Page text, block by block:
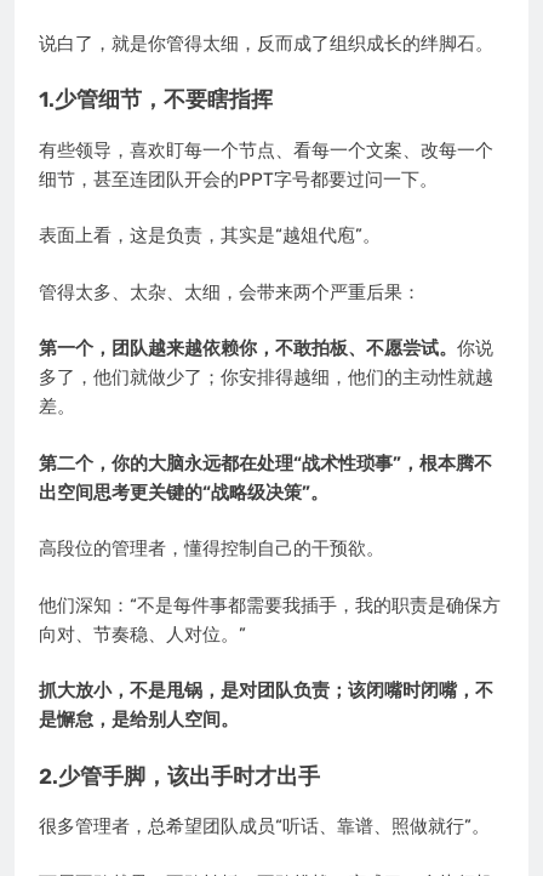
说白了，就是你管得太细，反而成了组织成长的绊脚石。
1.少管细节，不要瞎指挥
有些领导，喜欢盯每一个节点、看每一个文案、改每一个
细节，甚至连团队开会的PPT字号都要过问一下。
表面上看，这是负责，其实是“越俎代庖”。
管得太多、太杂、太细，会带来两个严重后果：
第一个，团队越来越依赖你，不敢拍板、不愿尝试。 你说
多了，他们就做少了；你安排得越细，他们的主动性就越
差。
第二个，你的大脑永远都在处理“战术性琐事”，根本腾不
出空间思考更关键的“战略级决策”。
高段位的管理者，懂得控制自己的干预欲。
他们深知：“不是每件事都需要我插手，我的职责是确保方
向对、节奏稳、人对位。”
抓大放小，不是甩锅，是对团队负责；该闭嘴时闭嘴，不
是懈怠，是给别人空间。
2.少管手脚，该出手时才出手
很多管理者，总希望团队成员“听话、靠谱、照做就行”。